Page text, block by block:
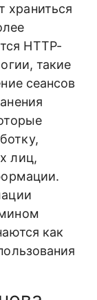
храниться
HTTP-
такие
сеансов
лиц,
как